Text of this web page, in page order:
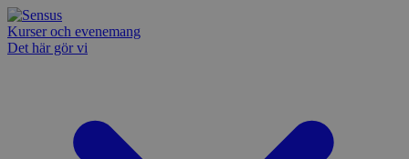
Kurser och evenemang
Det här gör vi